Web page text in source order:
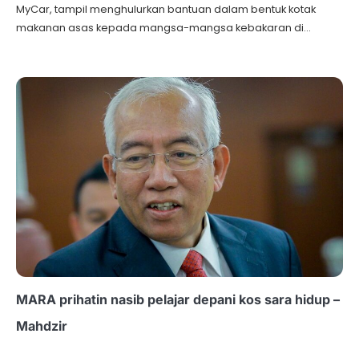
MyCar, tampil menghulurkan bantuan dalam bentuk kotak
makanan asas kepada mangsa-mangsa kebakaran di…
MARA prihatin nasib pelajar depani kos sara hidup –
Mahdzir